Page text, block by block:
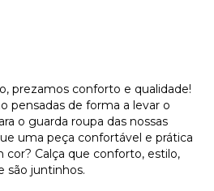
prezamos conforto e qualidade!
pensadas de forma a levar o
o guarda roupa das nossas
uma peça confortável e prática
cor? Calça que conforto, estilo,
são juntinhos.